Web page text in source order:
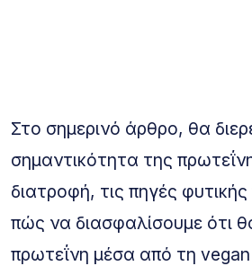
Στο σημερινό άρθρο, θα
σημαντικότητα της
διατροφή, τις πηγές
πώς να διασφαλίσουμε ότι
πρωτεΐνη μέσα από τη